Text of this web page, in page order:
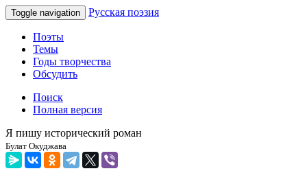
Toggle navigation Русская поэзия
Поэты
Темы
Годы творчества
Обсудить
Поиск
Полная версия
Я пишу исторический роман
Булат Окуджава